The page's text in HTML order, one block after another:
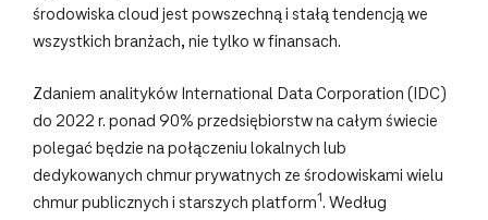
środowiska cloud jest powszechną i stałą tendencją we
wszystkich branżach, nie tylko w finansach.
Zdaniem analityków International Data Corporation (IDC)
do 2022 r. ponad 90% przedsiębiorstw na całym świecie
polegać będzie na połączeniu lokalnych lub
dedykowanych chmur prywatnych ze środowiskami wielu
chmur publicznych i starszych platform1. Według